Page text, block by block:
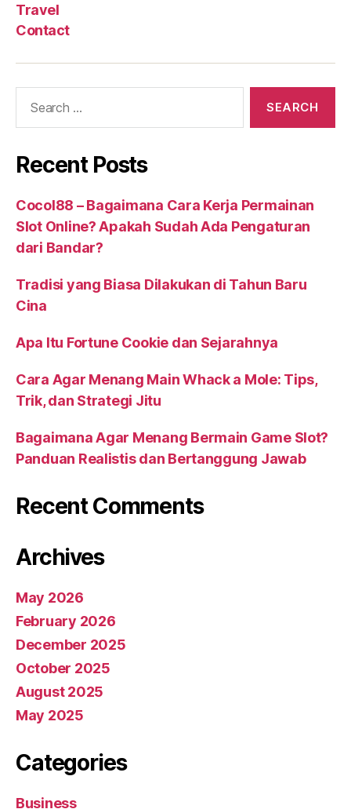
Travel
Contact
Recent Posts
Cocol88 – Bagaimana Cara Kerja Permainan
Slot Online? Apakah Sudah Ada Pengaturan
dari Bandar?
Tradisi yang Biasa Dilakukan di Tahun Baru
Cina
Apa Itu Fortune Cookie dan Sejarahnya
Cara Agar Menang Main Whack a Mole: Tips,
Trik, dan Strategi Jitu
Bagaimana Agar Menang Bermain Game Slot?
Panduan Realistis dan Bertanggung Jawab
Recent Comments
Archives
May 2026
February 2026
December 2025
October 2025
August 2025
May 2025
Categories
Business